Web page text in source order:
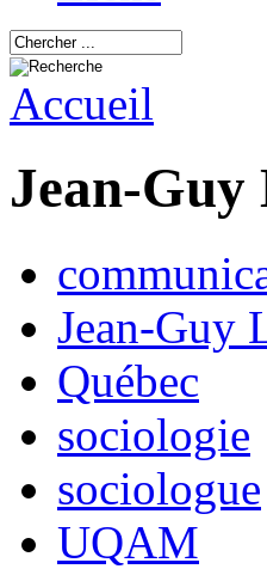
Accueil
Jean-
Jean-Guy
Québec
sociologie
sociologue
UQAM